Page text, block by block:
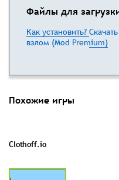
Файлы для
Как установить?
взлом (Mod Premium)
Похожие игры
Clothoff.io